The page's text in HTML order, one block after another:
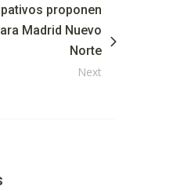
proponen
Madrid Nuevo
Norte
Next